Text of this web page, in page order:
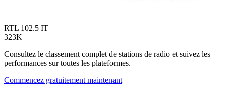
RTL 102.5 IT
323K
Consultez le classement complet de stations de radio et suivez les
performances sur toutes les plateformes.
Commencez gratuitement maintenant